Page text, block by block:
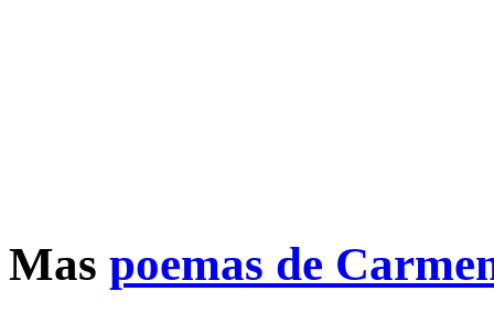
Mas poemas de